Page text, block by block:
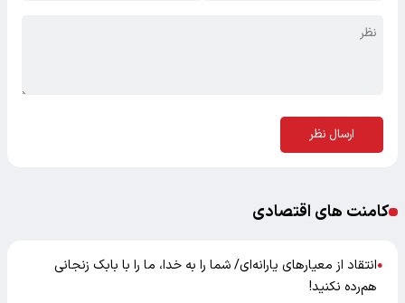
ارسال نظر
کامنت های اقتصادی
●انتقاد از معیارهای یارانه‌ای/ شما را به خدا، ما را با بابک زنجانی
هم‌رده نکنید!